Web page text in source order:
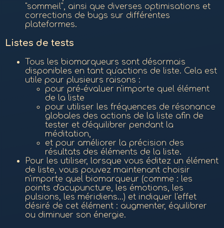
"sommeil", ainsi que diverses optimisations et
corrections de bugs sur différentes
plateformes.
Listes de tests
Tous les biomarqueurs sont désormais
disponibles en tant qu'actions de liste. Cela est
utile pour plusieurs raisons :
pour pré-évaluer n'importe quel élément
de la liste
pour utiliser les fréquences de résonance
globales des actions de la liste afin de
tester et d'équilibrer pendant la
méditation,
et pour améliorer la précision des
résultats des éléments de la liste.
Pour les utiliser, lorsque vous éditez un élément
de liste, vous pouvez maintenant choisir
n'importe quel biomarqueur (comme : les
points d'acupuncture, les émotions, les
pulsions, les méridiens...) et indiquer l'effet
désiré de cet élément : augmenter, équilibrer
ou diminuer son énergie.